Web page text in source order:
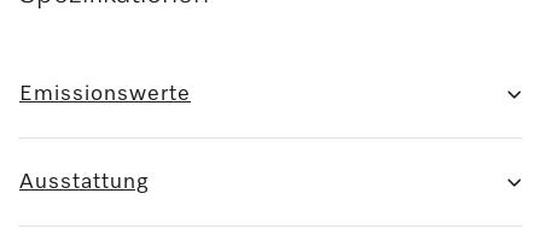
Emissionswerte
Ausstattung